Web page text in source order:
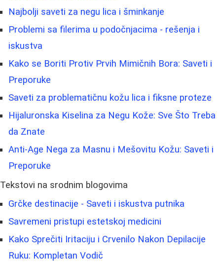
Najbolji saveti za negu lica i šminkanje
Problemi sa filerima u podočnjacima - rešenja i
iskustva
Kako se Boriti Protiv Prvih Mimičnih Bora: Saveti i
Preporuke
Saveti za problematičnu kožu lica i fiksne proteze
Hijaluronska Kiselina za Negu Kože: Sve Što Treba
da Znate
Anti-Age Nega za Masnu i Mešovitu Kožu: Saveti i
Preporuke
Tekstovi na srodnim blogovima
Grčke destinacije - Saveti i iskustva putnika
Savremeni pristupi estetskoj medicini
Kako Sprečiti Iritaciju i Crvenilo Nakon Depilacije
Ruku: Kompletan Vodič